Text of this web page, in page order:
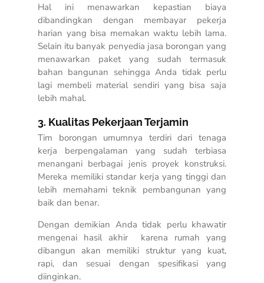
Hal ini menawarkan kepastian biaya
dibandingkan dengan membayar pekerja
harian yang bisa memakan waktu lebih lama.
Selain itu banyak penyedia jasa borongan yang
menawarkan paket yang sudah termasuk
bahan bangunan sehingga Anda tidak perlu
lagi membeli material sendiri yang bisa saja
lebih mahal.
3. Kualitas Pekerjaan Terjamin
Tim borongan umumnya terdiri dari tenaga
kerja berpengalaman yang sudah terbiasa
menangani berbagai jenis proyek konstruksi.
Mereka memiliki standar kerja yang tinggi dan
lebih memahami teknik pembangunan yang
baik dan benar.
Dengan demikian Anda tidak perlu khawatir
mengenai hasil akhir karena rumah yang
dibangun akan memiliki struktur yang kuat,
rapi, dan sesuai dengan spesifikasi yang
diinginkan.